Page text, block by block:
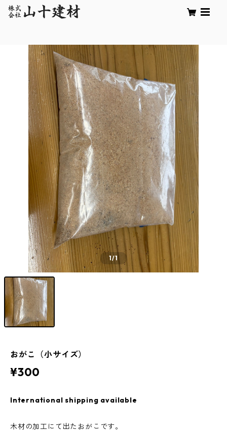
1/1
おがこ（小サイズ）
¥300
International shipping available
木材の加工にて出たおがこです。